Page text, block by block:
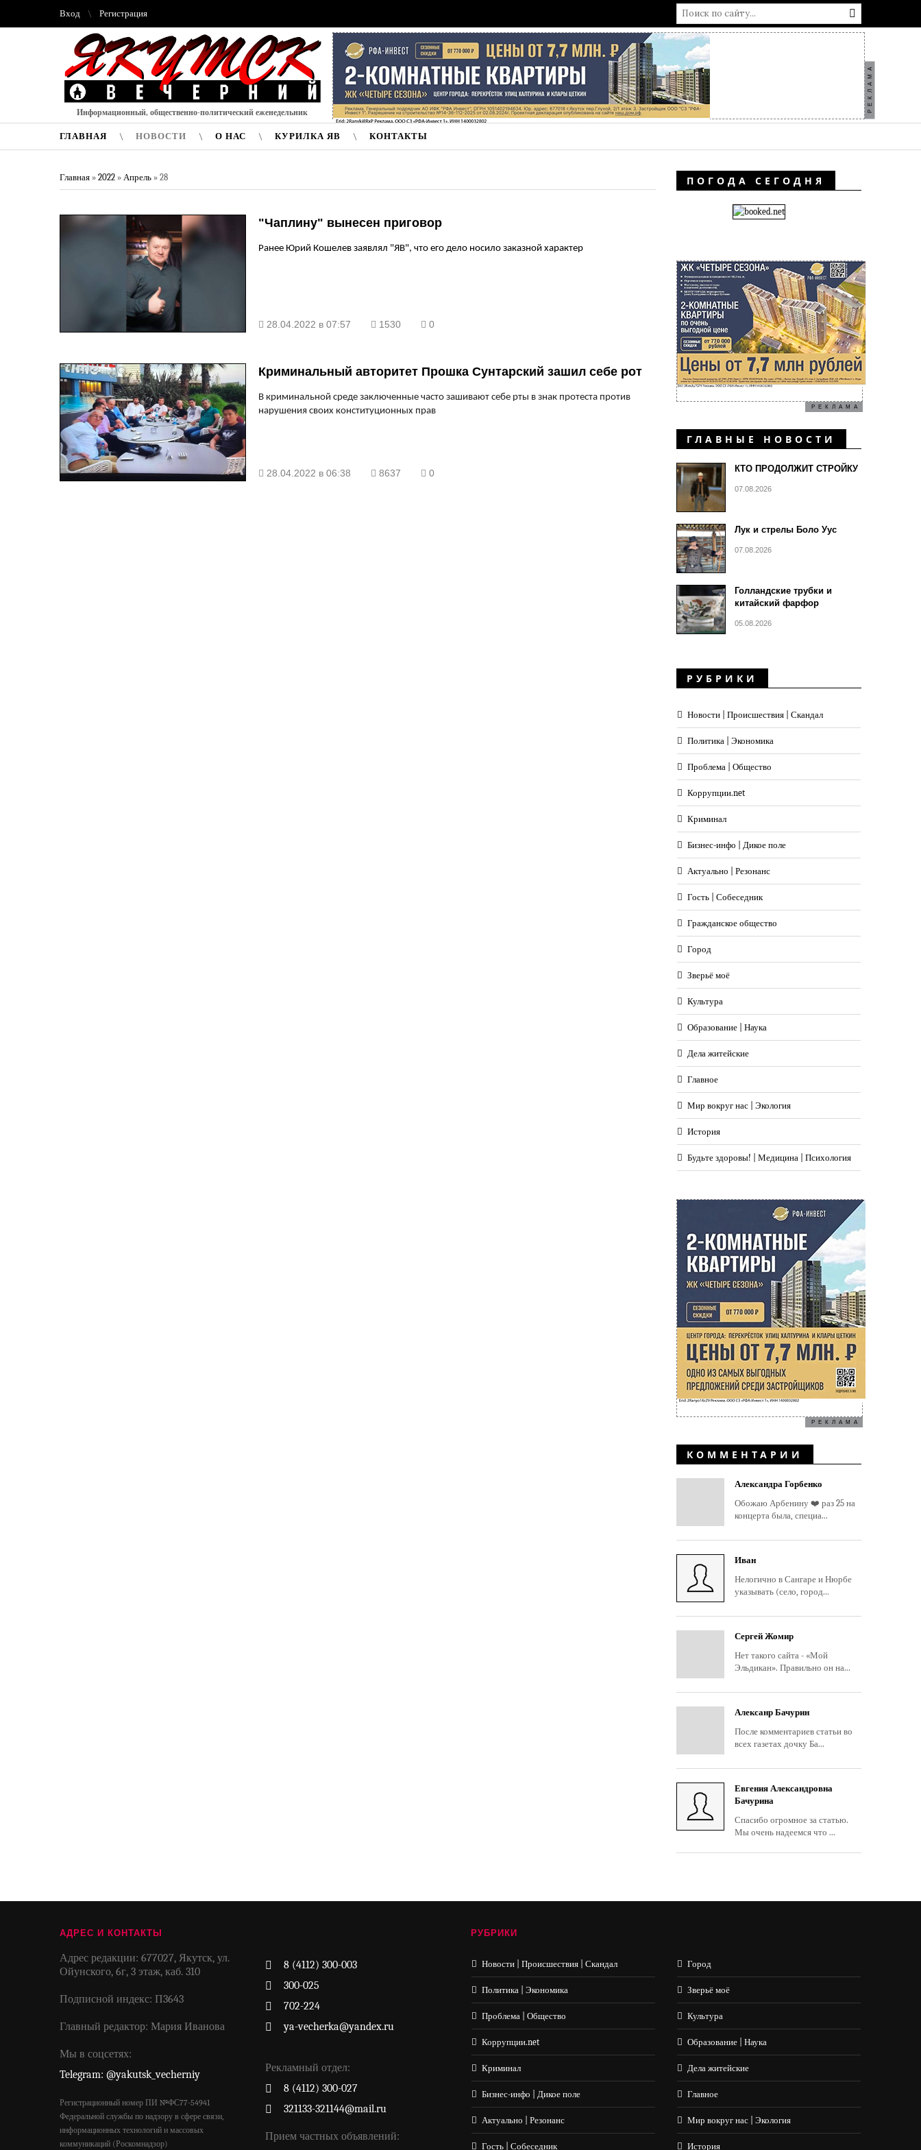
Вход Регистрация
Информационный, общественно-политический еженедельник РЕКЛАМА
ГЛАВНАЯ НОВОСТИ О НАС КУРИЛКА ЯВ КОНТАКТЫ
Главная » 2022 » Апрель » 28
"Чаплину" вынесен приговор
Ранее Юрий Кошелев заявлял "ЯВ", что его дело носило заказной характер
28.04.2022 в 07:57 1530 0
Криминальный авторитет Прошка Сунтарский зашил себе рот
В криминальной среде заключенные часто зашивают себе рты в знак протеста против
нарушения своих конституционных прав
28.04.2022 в 06:38 8637 0
ПОГОДА СЕГОДНЯ
РЕКЛАМА
ГЛАВНЫЕ НОВОСТИ
КТО ПРОДОЛЖИТ СТРОЙКУ
07.08.2026
Лук и стрелы Боло Уус
07.08.2026
Голландские трубки и
китайский фарфор
05.08.2026
РУБРИКИ
Новости | Происшествия | Скандал
Политика | Экономика
Проблема | Общество
Коррупции.net
Криминал
Бизнес-инфо | Дикое поле
Актуально | Резонанс
Гость | Собеседник
Гражданское общество
Город
Зверьё моё
Культура
Образование | Наука
Дела житейские
Главное
Мир вокруг нас | Экология
История
Будьте здоровы! | Медицина | Психология
РЕКЛАМА
КОММЕНТАРИИ
Александра Горбенко
Обожаю Арбенину ❤️ раз 25 на
концерта была, специа...
Иван
Нелогично в Сангаре и Нюрбе
указывать (село, город...
Сергей Жомир
Нет такого сайта - «Мой
Эльдикан». Правильно он на...
Алексанр Бачурин
После комментариев статьи во
всех газетах дочку Ба...
Евгения Александровна
Бачурина
Спасибо огромное за статью.
Мы очень надеемся что ...
АДРЕС И КОНТАКТЫ
Адрес редакции: 677027, Якутск, ул.
Ойунского, 6г, 3 этаж, каб. 310
Подписной индекс: П3643
Главный редактор: Мария Иванова
Мы в соцсетях:
Telegram: @yakutsk_vecherniy
Регистрационный номер ПИ №ФС77-54941
Федеральной службы по надзору в сфере связи,
информационных технологий и массовых
коммуникаций (Роскомнадзор)
8 (4112) 300-003
300-025
702-224
ya-vecherka@yandex.ru
Рекламный отдел:
8 (4112) 300-027
321133-321144@mail.ru
Прием частных объявлений:
РУБРИКИ
Новости | Происшествия | Скандал
Политика | Экономика
Проблема | Общество
Коррупции.net
Криминал
Бизнес-инфо | Дикое поле
Актуально | Резонанс
Гость | Собеседник
Город
Зверьё моё
Культура
Образование | Наука
Дела житейские
Главное
Мир вокруг нас | Экология
История